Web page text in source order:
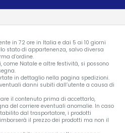
in 72 ore in Italia e dai 5 ai 10 giorni
stato di appartenenza, salvo diversa
d’ordine.
Natale e altre festività, si possono
in dettaglio nella pagina spedizioni.
danni subiti dall’utente a causa di
il contenuto prima di accettarlo,
del corriere eventuali anomalie. In caso
dal trasportatore, i prodotti
il prezzo dei prodotti ma non il